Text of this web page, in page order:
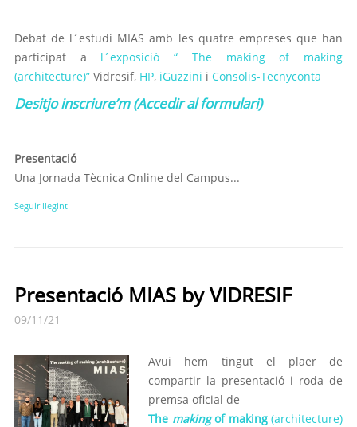
Debat de l´estudi MIAS amb les quatre empreses que han
participat a l´exposició “ The making of making
(architecture)” Vidresif, HP, iGuzzini i Consolis-Tecnyconta
Desitjo inscriure’m (Accedir al formulari)
Presentació
Una Jornada Tècnica Online del Campus...
Seguir llegint
Presentació MIAS by VIDRESIF
09/11/21
Avui hem tingut el plaer de
compartir la presentació i roda de
premsa oficial de
The makingof making(architecture)